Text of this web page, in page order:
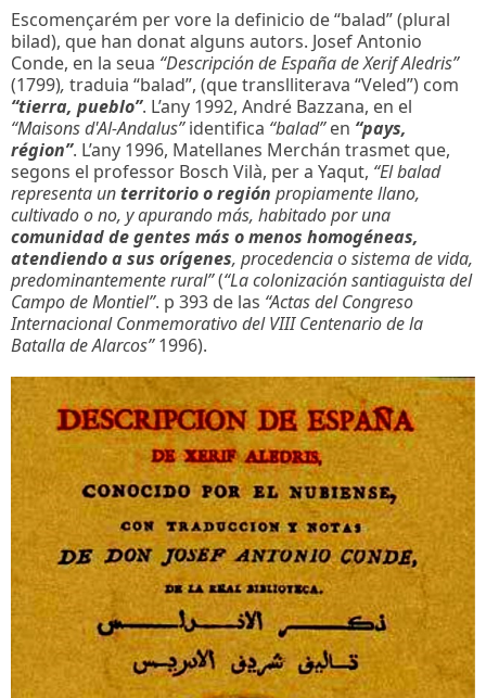
Escomençarém per vore la definicio de “balad” (plural
bilad), que han donat alguns autors. Josef Antonio
Conde, en la seua “Descripción de España de Xerif Aledris”
(1799), traduia “balad”, (que translliterava “Veled”) com
“tierra, pueblo”. L’any 1992, André Bazzana, en el
“Maisons d'Al-Andalus”identifica “balad”en “pays,
région”. L’any 1996, Matellanes Merchán trasmet que,
segons el professor Bosch Vilà, per a Yaqut, “El balad
representa unterritorio o región propiamente llano,
cultivado o no, y apurando más, habitado por una
comunidad de gentes más o menos homogéneas,
atendiendo a sus orígenes, procedencia o sistema de vida,
predominantemente rural”(“La colonización santiaguista del
Campo de Montiel”. p 393 de las “Actas del Congreso
Internacional Conmemorativo del VIII Centenario de la
Batalla de Alarcos”1996).